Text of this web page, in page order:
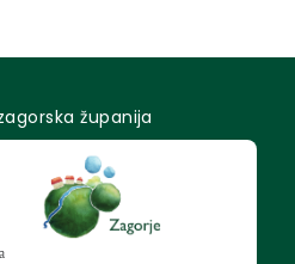
županija